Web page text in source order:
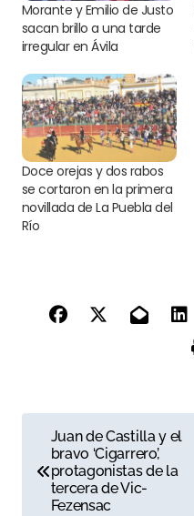
Morante y Emilio de Justo
sacan brillo a una tarde
irregular en Ávila
Doce orejas y dos rabos
se cortaron en la primera
novillada de La Puebla del
Río
a
Juan de Castilla y el
bravo ‘Cigarrero’,
protagonistas de la
tercera de Vic-
Fezensac